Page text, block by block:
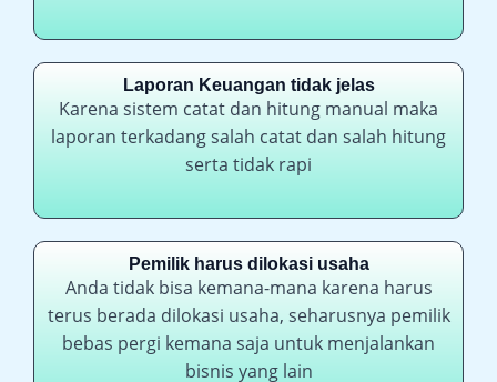
Laporan Keuangan tidak jelas
Karena sistem catat dan hitung manual maka
laporan terkadang salah catat dan salah hitung
serta tidak rapi
Pemilik harus dilokasi usaha
Anda tidak bisa kemana-mana karena harus
terus berada dilokasi usaha, seharusnya pemilik
bebas pergi kemana saja untuk menjalankan
bisnis yang lain